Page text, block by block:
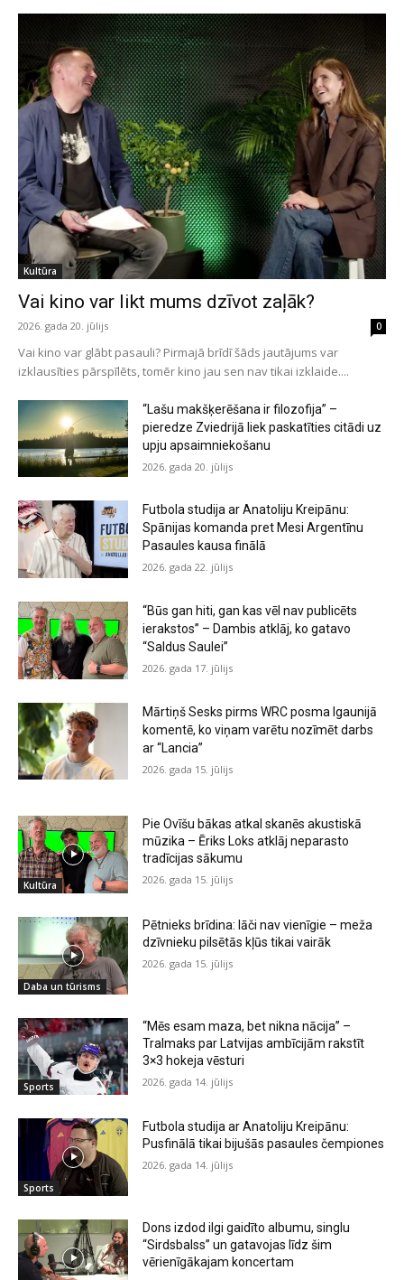
Kultūra
Vai kino var likt mums dzīvot zaļāk?
2026. gada 20. jūlijs 0
Vai kino var glābt pasauli? Pirmajā brīdī šāds jautājums var
izklausīties pārspīlēts, tomēr kino jau sen nav tikai izklaide....
“Lašu makšķerēšana ir filozofija” –
pieredze Zviedrijā liek paskatīties citādi uz
upju apsaimniekošanu
2026. gada 20. jūlijs
Futbola studija ar Anatoliju Kreipānu:
Spānijas komanda pret Mesi Argentīnu
Pasaules kausa finālā
2026. gada 22. jūlijs
“Būs gan hiti, gan kas vēl nav publicēts
ierakstos” – Dambis atklāj, ko gatavo
“Saldus Saulei”
2026. gada 17. jūlijs
Mārtiņš Sesks pirms WRC posma Igaunijā
komentē, ko viņam varētu nozīmēt darbs
ar “Lancia”
2026. gada 15. jūlijs
Kultūra
Pie Ovīšu bākas atkal skanēs akustiskā
mūzika – Ēriks Loks atklāj neparasto
tradīcijas sākumu
2026. gada 15. jūlijs
Daba un tūrisms
Pētnieks brīdina: lāči nav vienīgie – meža
dzīvnieku pilsētās kļūs tikai vairāk
2026. gada 15. jūlijs
Sports
“Mēs esam maza, bet nikna nācija” –
Tralmaks par Latvijas ambīcijām rakstīt
3×3 hokeja vēsturi
2026. gada 14. jūlijs
Sports
Futbola studija ar Anatoliju Kreipānu:
Pusfinālā tikai bijušās pasaules čempiones
2026. gada 14. jūlijs
Dons izdod ilgi gaidīto albumu, singlu
“Sirdsbalss” un gatavojas līdz šim
vērienīgākajam koncertam